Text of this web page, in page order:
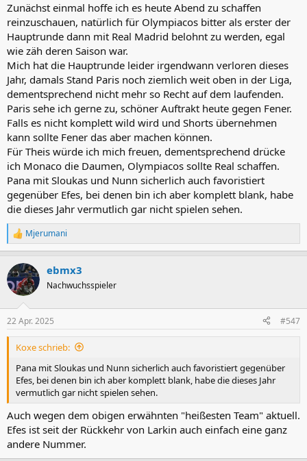
:
Zunächst einmal hoffe ich es heute Abend zu schaffen
reinzuschauen, natürlich für Olympiacos bitter als erster der
Hauptrunde dann mit Real Madrid belohnt zu werden, egal
wie zäh deren Saison war.
Mich hat die Hauptrunde leider irgendwann verloren dieses
Jahr, damals Stand Paris noch ziemlich weit oben in der Liga,
dementsprechend nicht mehr so Recht auf dem laufenden.
Paris sehe ich gerne zu, schöner Auftrakt heute gegen Fener.
Falls es nicht komplett wild wird und Shorts übernehmen
kann sollte Fener das aber machen können.
Für Theis würde ich mich freuen, dementsprechend drücke
ich Monaco die Daumen, Olympiacos sollte Real schaffen.
Pana mit Sloukas und Nunn sicherlich auch favoristiert
gegenüber Efes, bei denen bin ich aber komplett blank, habe
die dieses Jahr vermutlich gar nicht spielen sehen.
R
e
k
t
i
e
n
Mjerumani
ebmx3
Nachwuchsspieler
22 Apr. 2025 #547
Koxe schrieb:
Pana mit Sloukas und Nunn sicherlich auch favoristiert gegenüber
Efes, bei denen bin ich aber komplett blank, habe die dieses Jahr
vermutlich gar nicht spielen sehen.
Auch wegen dem obigen erwähnten "heißesten Team" aktuell.
Efes ist seit der Rückkehr von Larkin auch einfach eine ganz
andere Nummer.